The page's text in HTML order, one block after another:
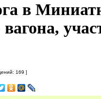
в
169 ]